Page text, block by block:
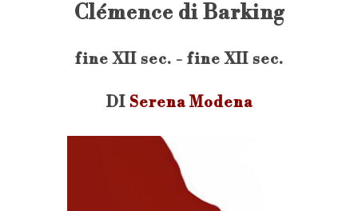
Clémence di Barking
fine XII sec. - fine XII sec.
DI Serena Modena